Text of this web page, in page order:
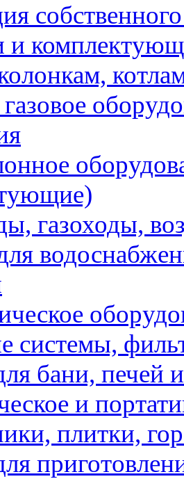
и
газоходы,
системы,
бани, печей
и
плитки,